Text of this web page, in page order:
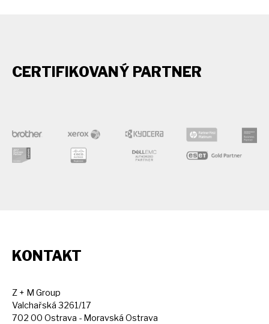
CERTIFIKOVANÝ PARTNER
KONTAKT
Z + M Group
Valchařská 3261/17
702 00 Ostrava - Moravská Ostrava